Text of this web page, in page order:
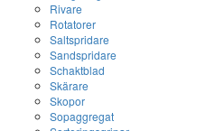
Rivare
Rotatorer
Saltspridare
Sandspridare
Schaktblad
Skärare
Skopor
Sopaggregat